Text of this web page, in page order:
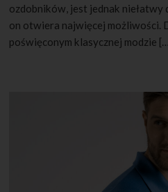
ozdobników, jest jednak niełatwy
on otwiera najwięcej możliwości.
poświęconym klasycznej modzie